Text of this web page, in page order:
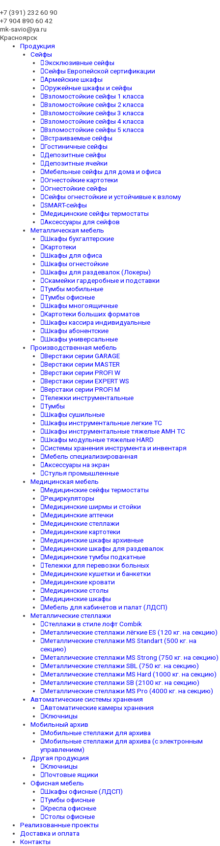
+7 (391) 232 60 90
+7 904 890 60 42
mk-savio@ya.ru
Красноярск
Продукция
Сейфы
Эксклюзивные сейфы
Сейфы Европейской сертификации
Армейские шкафы
Оружейные шкафы и сейфы
Взломостойкие сейфы 1 класса
Взломостойкие сейфы 2 класса
Взломостойкие сейфы 3 класса
Взломостойкие сейфы 4 класса
Взломостойкие сейфы 5 класса
Встраиваемые сейфы
Гостиничные сейфы
Депозитные сейфы
Депозитные ячейки
Мебельные сейфы для дома и офиса
Огнестойкие картотеки
Огнестойкие сейфы
Сейфы огнестойкие и устойчивые к взлому
SMART-сейфы
Медицинские сейфы термостаты
Аксессуары для сейфов
Металлическая мебель
Шкафы бухгалтерские
Картотеки
Шкафы для офиса
Шкафы огнестойкие
Шкафы для раздевалок (Локеры)
Скамейки гардеробные и подставки
Тумбы мобильные
Тумбы офисные
Шкафы многоящичные
Картотеки больших форматов
Шкафы кассира индивидуальные
Шкафы абонентские
Шкафы универсальные
Производственная мебель
Верстаки серии GARAGE
Верстаки серии MASTER
Верстаки серии PROFI W
Верстаки серии EXPERT WS
Верстаки серии PROFI M
Тележки инструментальные
Тумбы
Шкафы сушильные
Шкафы инструментальные легкие TC
Шкафы инструментальные тяжелые AMH TC
Шкафы модульные тяжелые HARD
Системы хранения инструмента и инвентаря
Мебель специализированная
Аксессуары на экран
Стулья промышленные
Медицинская мебель
Медицинские сейфы термостаты
Рециркуляторы
Медицинские ширмы и стойки
Медицинские аптечки
Медицинские стеллажи
Медицинские картотеки
Медицинские шкафы архивные
Медицинские шкафы для раздевалок
Медицинские тумбы подкатные
Тележки для перевозки больных
Медицинские кушетки и банкетки
Медицинские кровати
Медицинские столы
Медицинские шкафы
Мебель для кабинетов и палат (ЛДСП)
Металлические стеллажи
Стеллажи в стиле лофт Combik
Металлические стеллажи лёгкие ES (120 кг. на секцию)
Металлические стеллажи MS Standart (500 кг. на
секцию)
Металлические стеллажи MS Strong (750 кг. на секцию)
Металлические стеллажи SBL (750 кг. на секцию)
Металлические стеллажи MS Hard (1000 кг. на секцию)
Металлические стеллажи SB (2100 кг. на секцию)
Металлические стеллажи MS Pro (4000 кг. на секцию)
Автоматические системы хранения
Автоматические камеры хранения
Ключницы
Мобильный архив
Мобильные стеллажи для архива
Мобильные стеллажи для архива (с электронным
управлением)
Другая продукция
Ключницы
Почтовые ящики
Офисная мебель
Шкафы офисные (ЛДСП)
Тумбы офисные
Кресла офисные
Столы офисные
Реализованные проекты
Доставка и оплата
Контакты